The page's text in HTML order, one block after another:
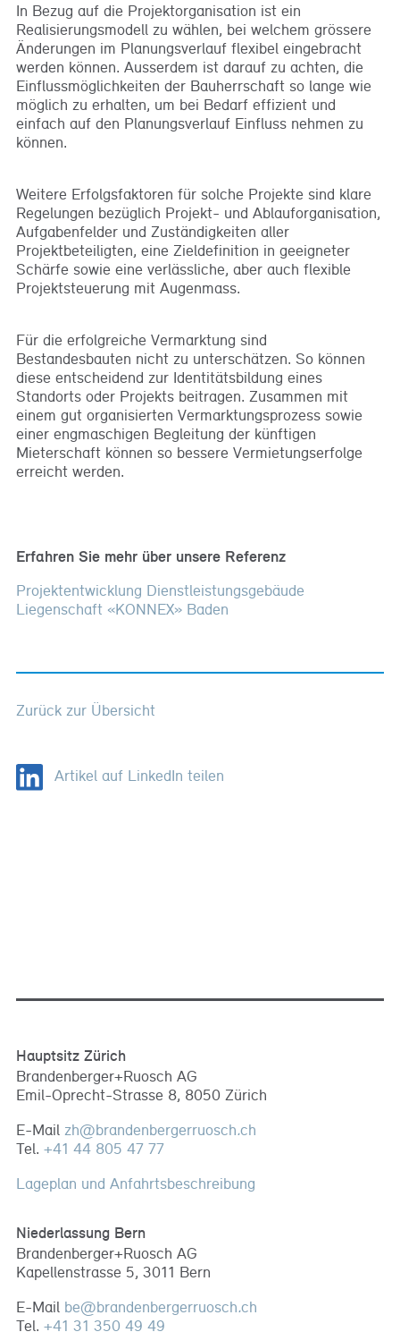
In Bezug auf die Projektorganisation ist ein
Realisierungsmodell zu wählen, bei welchem grössere
Änderungen im Planungsverlauf flexibel eingebracht
werden können. Ausserdem ist darauf zu achten, die
Einflussmöglichkeiten der Bauherrschaft so lange wie
möglich zu erhalten, um bei Bedarf effizient und
einfach auf den Planungsverlauf Einfluss nehmen zu
können.
Weitere Erfolgsfaktoren für solche Projekte sind klare
Regelungen bezüglich Projekt- und Ablauforganisation,
Aufgabenfelder und Zuständigkeiten aller
Projektbeteiligten, eine Zieldefinition in geeigneter
Schärfe sowie eine verlässliche, aber auch flexible
Projektsteuerung mit Augenmass.
Für die erfolgreiche Vermarktung sind
Bestandesbauten nicht zu unterschätzen. So können
diese entscheidend zur Identitätsbildung eines
Standorts oder Projekts beitragen. Zusammen mit
einem gut organisierten Vermarktungsprozess sowie
einer engmaschigen Begleitung der künftigen
Mieterschaft können so bessere Vermietungserfolge
erreicht werden.
Erfahren Sie mehr über unsere Referenz
Projektentwicklung Dienstleistungsgebäude
Liegenschaft «KONNEX» Baden
Zurück zur Übersicht
Artikel auf LinkedIn teilen
Hauptsitz Zürich
Brandenberger+Ruosch AG
Emil-Oprecht-Strasse 8, 8050 Zürich
E-Mail zh@brandenbergerruosch.ch
Tel. +41 44 805 47 77
Lageplan und Anfahrtsbeschreibung
Niederlassung Bern
Brandenberger+Ruosch AG
Kapellenstrasse 5, 3011 Bern
E-Mail be@brandenbergerruosch.ch
Tel. +41 31 350 49 49